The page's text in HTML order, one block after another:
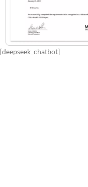
[deepseek_chatbot]